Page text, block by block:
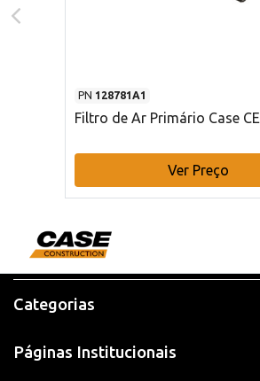
PN 128781A1
Filtro de Ar Primário Case CE
Ver Preço
Categorias
Páginas Institucionais